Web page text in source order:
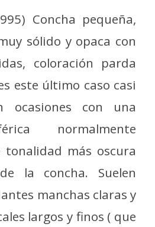
Concha pequeña,
sólido y opaca con
coloración parda
este último caso casi
ocasiones con una
normalmente
tonalidad más oscura
la concha. Suelen
manchas claras y
largos y finos ( que